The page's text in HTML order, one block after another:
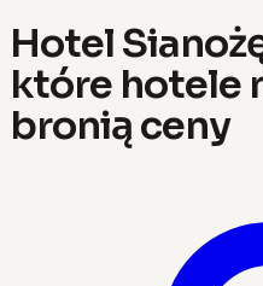
Hotel
które hotele
bronią ceny